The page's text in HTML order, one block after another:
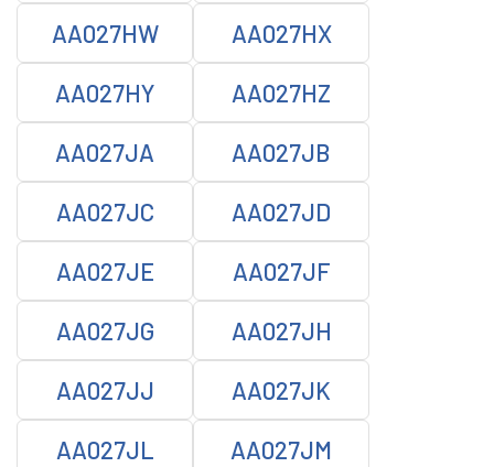
AA027HW AA027HX
AA027HY AA027HZ
AA027JA AA027JB
AA027JC AA027JD
AA027JE AA027JF
AA027JG AA027JH
AA027JJ AA027JK
AA027JL AA027JM